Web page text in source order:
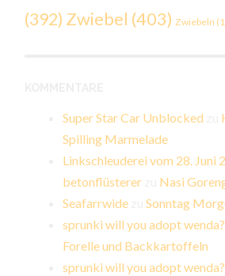
(392) Zwiebel (403) Zwiebeln
Super Star Car Unblocked
Spilling Marmelade
Linkschleuderei vom 28. Juni
betonflüsterer
Nasi
Seafarrwide zuSonntag
sprunki will you adopt wenda?
Forelle und Backkartoffeln
sprunki will you adopt wenda?